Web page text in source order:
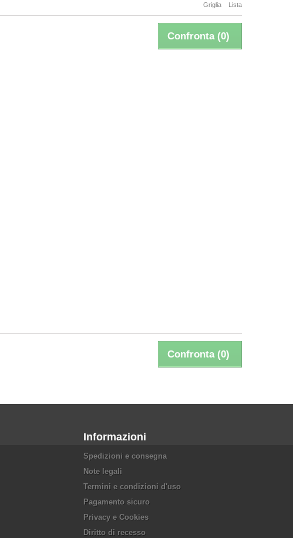
Griglia Lista
Confronta (0)
Confronta (0)
Informazioni
Spedizioni e consegna
Note legali
Termini e condizioni d'uso
Pagamento sicuro
Privacy e Cookies
Diritto di recesso